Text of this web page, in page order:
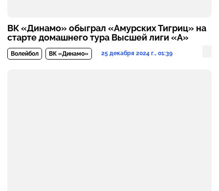
ВК «Динамо» обыграл «Амурских Тигриц» на
старте домашнего тура Высшей лиги «А»
Волейбол ВК «Динамо» 25 декабря 2024 г., 01:39